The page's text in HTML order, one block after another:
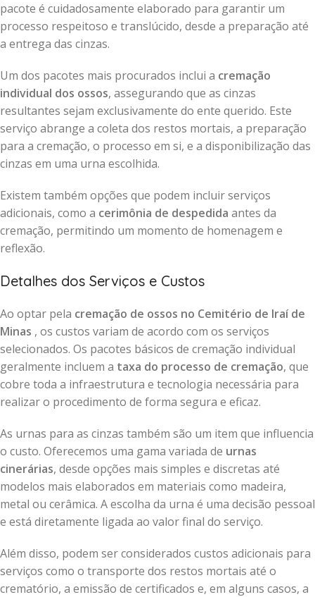
pacote é cuidadosamente elaborado para garantir um
processo respeitoso e translúcido, desde a preparação até
a entrega das cinzas.
Um dos pacotes mais procurados inclui a cremação
individual dos ossos, assegurando que as cinzas
resultantes sejam exclusivamente do ente querido. Este
serviço abrange a coleta dos restos mortais, a preparação
para a cremação, o processo em si, e a disponibilização das
cinzas em uma urna escolhida.
Existem também opções que podem incluir serviços
adicionais, como a cerimônia de despedida antes da
cremação, permitindo um momento de homenagem e
reflexão.
Detalhes dos Serviços e Custos
Ao optar pela cremação de ossos no Cemitério de Iraí de
Minas , os custos variam de acordo com os serviços
selecionados. Os pacotes básicos de cremação individual
geralmente incluem a taxa do processo de cremação, que
cobre toda a infraestrutura e tecnologia necessária para
realizar o procedimento de forma segura e eficaz.
As urnas para as cinzas também são um item que influencia
o custo. Oferecemos uma gama variada de urnas
cinerárias, desde opções mais simples e discretas até
modelos mais elaborados em materiais como madeira,
metal ou cerâmica. A escolha da urna é uma decisão pessoal
e está diretamente ligada ao valor final do serviço.
Além disso, podem ser considerados custos adicionais para
serviços como o transporte dos restos mortais até o
crematório, a emissão de certificados e, em alguns casos, a